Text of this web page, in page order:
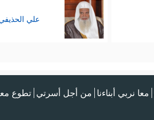
علي
معا نربي أبناءنا من أجل أسرتي تطوع